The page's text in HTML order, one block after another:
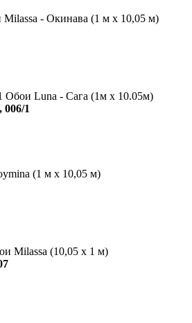
- Окинава (1 м х 10,05 м)
Обои Luna - Сага (1м х 10.05м)
1
(1 м х 10,05 м)
Milassa (10,05 х 1 м)